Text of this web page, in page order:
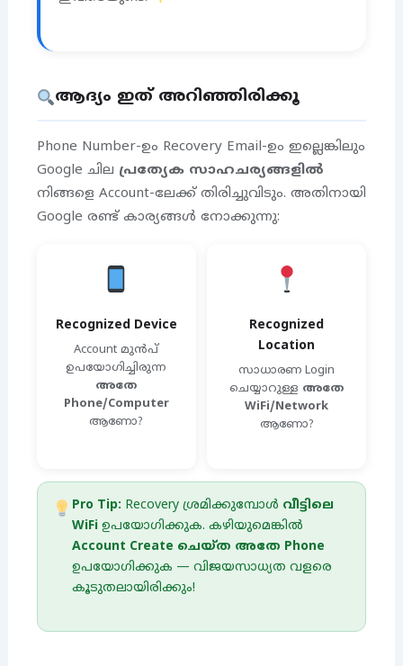
ആദ്യം ഇത് അറിഞ്ഞിരിക്കൂ
Phone Number-ഉം Recovery Email-ഉം ഇല്ലെങ്കിലും
Google ചില പ്രത്യേക സാഹചര്യങ്ങളിൽ
നിങ്ങളെ Account-ലേക്ക് തിരിച്ചുവിടും. അതിനായി
Google രണ്ട് കാര്യങ്ങൾ നോക്കുന്നു:
Recognized Device
Account മുൻപ്
ഉപയോഗിച്ചിരുന്ന
അതേ
Phone/Computer
ആണോ?
Recognized
Location
സാധാരണ Login
ചെയ്യാറുള്ള അതേ
WiFi/Network
ആണോ?
Pro Tip: Recovery ശ്രമിക്കുമ്പോൾ വീട്ടിലെ
WiFi ഉപയോഗിക്കുക. കഴിയുമെങ്കിൽ
Account Create ചെയ്ത അതേ Phone
ഉപയോഗിക്കുക — വിജയസാധ്യത വളരെ
കൂടുതലായിരിക്കും!